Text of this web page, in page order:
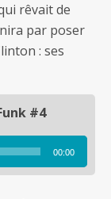
rêvait de
par poser
: ses
#4
00:00